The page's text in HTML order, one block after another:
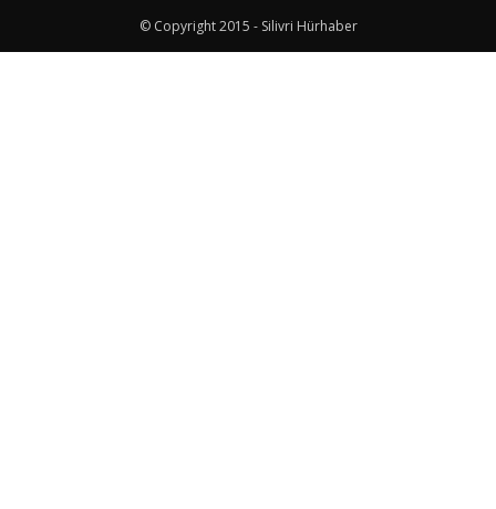
© Copyright 2015 - Silivri Hürhaber